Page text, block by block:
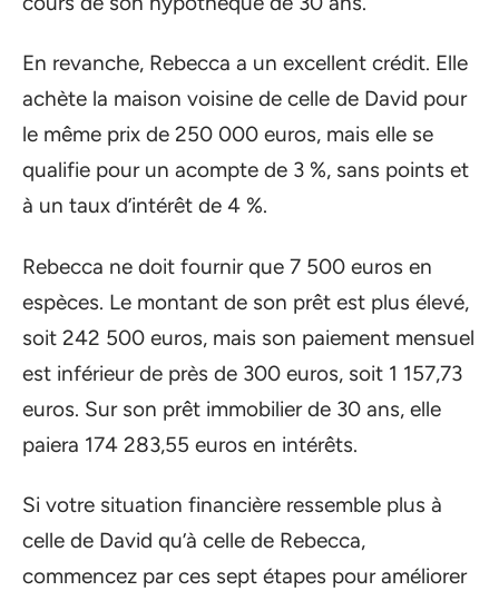
En revanche, Rebecca a un excellent crédit. Elle
achète la maison voisine de celle de David pour
le même prix de 250 000 euros, mais elle se
qualifie pour un acompte de 3 %, sans points et
à un taux d’intérêt de 4 %.
Rebecca ne doit fournir que 7 500 euros en
espèces. Le montant de son prêt est plus élevé,
soit 242 500 euros, mais son paiement mensuel
est inférieur de près de 300 euros, soit 1 157,73
euros. Sur son prêt immobilier de 30 ans, elle
paiera 174 283,55 euros en intérêts.
Si votre situation financière ressemble plus à
celle de David qu’à celle de Rebecca,
commencez par ces sept étapes pour améliorer